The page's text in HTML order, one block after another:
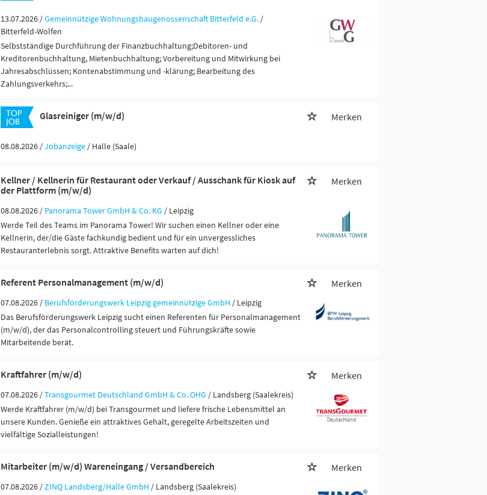
13.07.2026 /Gemeinnützige Wohnungsbaugenossenschaft Bitterfeld e.G. /
Bitterfeld-Wolfen
Selbstständige Durchführung der Finanzbuchhaltung;Debitoren- und
Kreditorenbuchhaltung, Mietenbuchhaltung; Vorbereitung und Mitwirkung bei
Jahresabschlüssen; Kontenabstimmung und -klärung; Bearbeitung des
Zahlungsverkehrs;...
Glasreiniger (m/w/d) Merken
08.08.2026 /Jobanzeige / Halle (Saale)
Kellner / Kellnerin für Restaurant oder Verkauf / Ausschank für Kiosk auf
der Plattform (m/w/d)
Merken
08.08.2026 / Panorama Tower GmbH & Co. KG / Leipzig
Werde Teil des Teams im Panorama Tower! Wir suchen einen Kellner oder eine
Kellnerin, der/die Gäste fachkundig bedient und für ein unvergessliches
Restauranterlebnis sorgt. Attraktive Benefits warten auf dich!
Referent Personalmanagement (m/w/d) Merken
07.08.2026 / Berufsförderungswerk Leipzig gemeinnützige GmbH / Leipzig
Das Berufsförderungswerk Leipzig sucht einen Referenten für Personalmanagement
(m/w/d), der das Personalcontrolling steuert und Führungskräfte sowie
Mitarbeitende berät.
Kraftfahrer (m/w/d) Merken
07.08.2026 /Transgourmet Deutschland GmbH & Co. OHG / Landsberg (Saalekreis)
Werde Kraftfahrer (m/w/d) bei Transgourmet und liefere frische Lebensmittel an
unsere Kunden. Genieße ein attraktives Gehalt, geregelte Arbeitszeiten und
vielfältige Sozialleistungen!
Mitarbeiter (m/w/d) Wareneingang / Versandbereich Merken
07.08.2026 /ZINQ Landsberg/Halle GmbH / Landsberg (Saalekreis)